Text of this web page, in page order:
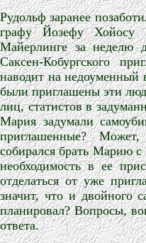
Рудольф заранее
графу Йозефу
Майерлинге за неделю
Саксен-Кобургского
наводит на недоуменный
были приглашены эти
лиц, статистов в
Мария задумали
приглашенные?
собирался брать Марию с
необходимость в ее
отделаться от уже
значит, что и двойного
планировал? Вопросы,
ответа.